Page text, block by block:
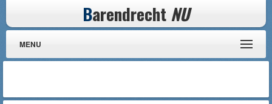
Barendrecht NU
MENU